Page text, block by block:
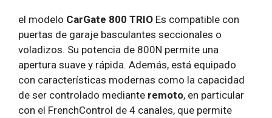
el modelo CarGate 800 TRIO Es compatible con
puertas de garaje basculantes seccionales o
voladizos. Su potencia de 800N permite una
apertura suave y rápida. Además, está equipado
con características modernas como la capacidad
de ser controlado mediante remoto, en particular
con el FrenchControl de 4 canales, que permite